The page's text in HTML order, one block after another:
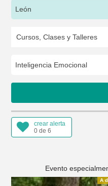
León
Inteligencia Emocional
crear alerta
0 de 6
Evento
A